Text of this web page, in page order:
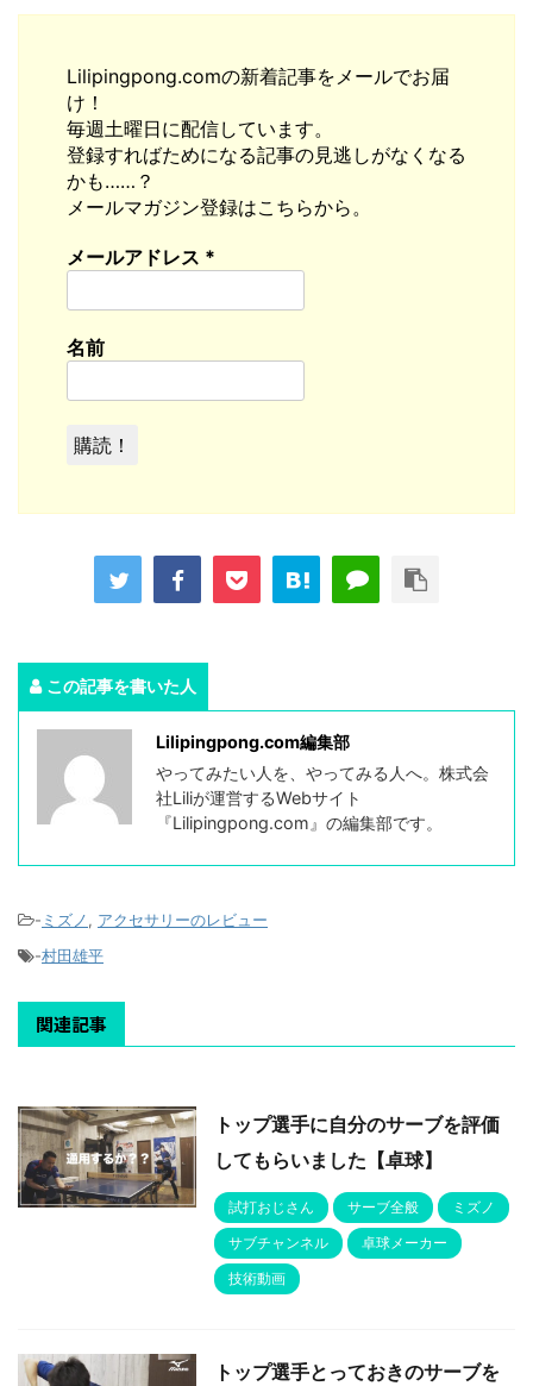
Lilipingpong.comの新着記事をメールでお届
け！
毎週土曜日に配信しています。
登録すればためになる記事の見逃しがなくなる
かも……？
メールマガジン登録はこちらから。
メールアドレス *
名前
この記事を書いた人
Lilipingpong.com編集部
やってみたい人を、やってみる人へ。株式会
社Liliが運営するWebサイト
『Lilipingpong.com』の編集部です。
- ミズノ, アクセサリーのレビュー
-村田雄平
関連記事
トップ選手に自分のサーブを評価
してもらいました【卓球】
試打おじさん サーブ全般
ミズノ
サブチャンネル
卓球メーカー
技術動画
トップ選手とっておきのサーブを